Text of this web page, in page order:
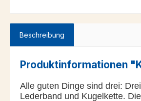
Beschreibung
Produktinformationen
Alle guten Dinge sind drei:
Lederband und Kugelkette.